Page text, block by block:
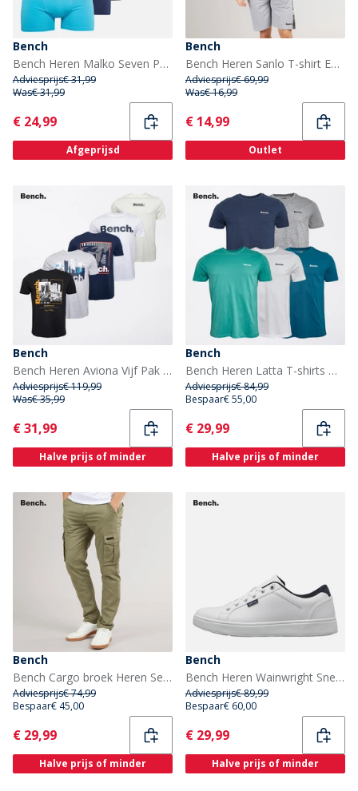
Bench
Bench Heren Malko Seven Pack Boxers Schwarz/Helltürkis/Marineblau/Rot/wit /Hellkhaki/Blau
Adviesprijs€ 31,99
Was€ 31,99
Current
€ 24,99
Afgeprijsd
Bench
Bench Heren Sanlo T-shirt En Korte Broek Set Grey Marl
Adviesprijs€ 69,99
Was€ 16,99
Current
€ 14,99
Outlet
Bench
Bench Heren Aviona Vijf Pak T-shirts Mixed
Adviesprijs€ 119,99
Was€ 35,99
Current
€ 31,99
Halve prijs of minder
Bench
Bench Heren Latta T-shirts Meerkleurig
Adviesprijs€ 84,99
Bespaar€ 55,00
Current
€ 29,99
Halve prijs of minder
Bench
Bench Cargo broek Heren Sergei Twill Licht Khaki
Adviesprijs€ 74,99
Bespaar€ 45,00
Current
€ 29,99
Halve prijs of minder
Bench
Bench Heren Wainwright Sneakers Wit
Adviesprijs€ 89,99
Bespaar€ 60,00
Current
€ 29,99
Halve prijs of minder